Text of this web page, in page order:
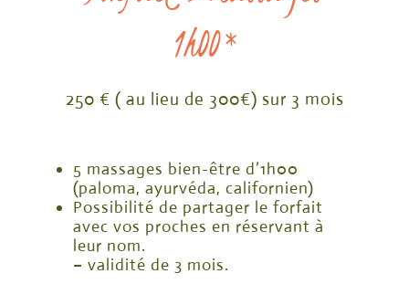
1h00*
250 € ( au lieu de 300€) sur 3 mois
5 massages bien-être d’1h00
(paloma, ayurvéda, californien)
Possibilité de partager le forfait
avec vos proches en réservant à
leur nom.
– validité de 3 mois.